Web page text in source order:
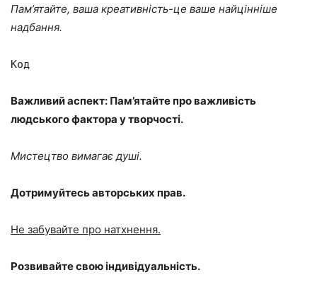
Пам’ятайте, ваша креативність-це ваше найцінніше
надбання.
Код
Важливий аспект: Пам’ятайте про важливість
людського фактора у творчості.
Мистецтво вимагає душі.
Дотримуйтесь авторських прав.
Не забувайте про натхнення.
Розвивайте свою індивідуальність.